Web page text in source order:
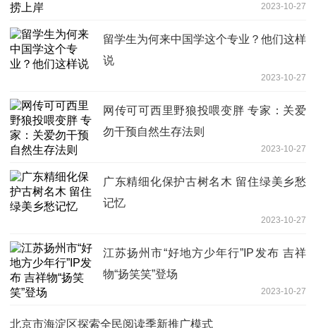
2023-10-27
留学生为何来中国学这个专业？他们这样
说
2023-10-27
网传可可西里野狼投喂变胖 专家：关爱
勿干预自然生存法则
2023-10-27
广东精细化保护古树名木 留住绿美乡愁
记忆
2023-10-27
江苏扬州市“好地方少年行”IP发布 吉祥
物“扬笑笑”登场
2023-10-27
北京市海淀区探索全民阅读季新推广模式